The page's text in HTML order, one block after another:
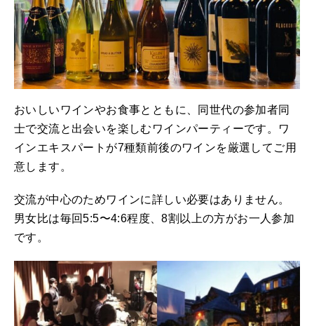
おいしいワインやお食事とともに、同世代の参加者同
士で交流と出会いを楽しむワインパーティーです。ワ
インエキスパートが7種類前後のワインを厳選してご用
意します。
交流が中心のためワインに詳しい必要はありません。
男女比は毎回5:5〜4:6程度、8割以上の方がお一人参加
です。